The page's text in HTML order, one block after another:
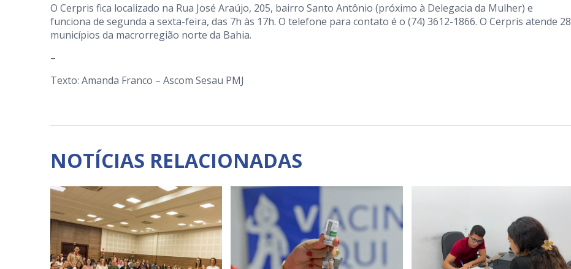
O Cerpris fica localizado na Rua José Araújo, 205, bairro Santo Antônio (próximo à Delegacia da Mulher) e
funciona de segunda a sexta-feira, das 7h às 17h. O telefone para contato é o (74) 3612-1866. O Cerpris atende 28
municípios da macrorregião norte da Bahia.
–
Texto: Amanda Franco – Ascom Sesau PMJ
NOTÍCIAS RELACIONADAS